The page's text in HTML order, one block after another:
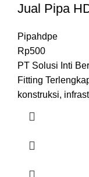
Jual Pipa
Pipahdpe
Rp500
PT Solusi Inti
Fitting
konstruksi,